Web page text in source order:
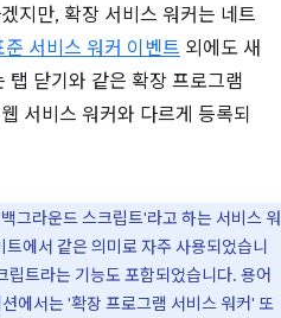
지만, 확장 서비스 워커는 네트
준 서비스 워커 이벤트 외에도 새
탭 닫기와 같은 확장 프로그램
서비스 워커와 다르게 등록되
그라운드 스크립트'라고 하는 서비스 워
에서 같은 의미로 자주 사용되었습니
트라는 기능도 포함되었습니다. 용어
에서는 '확장 프로그램 서비스 워커' 또